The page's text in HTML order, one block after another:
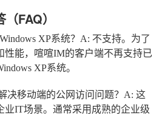
FAQ）
XP系统？ A: 不支持。为了
性能，喧喧IM的客户端不再支持已
XP系统。
决移动端的公网访问问题？ A: 这
业IT场景。通常采用成熟的企业级